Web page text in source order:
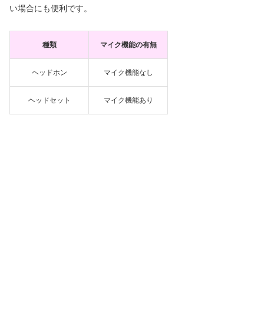
い場合にも便利です。
種類 マイク機能の有無
ヘッドホン マイク機能なし
ヘッドセット マイク機能あり